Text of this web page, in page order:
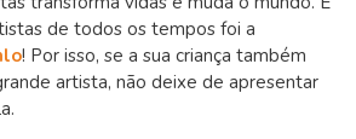
de todos os tempos foi a
! Por isso, se a sua criança também
artista, não deixe de apresentar